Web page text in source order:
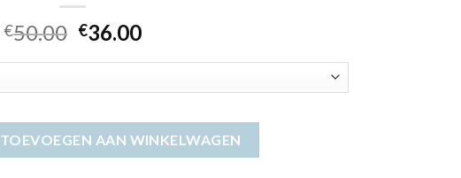
€50.00 €36.00
TOEVOEGEN AAN WINKELWAGEN